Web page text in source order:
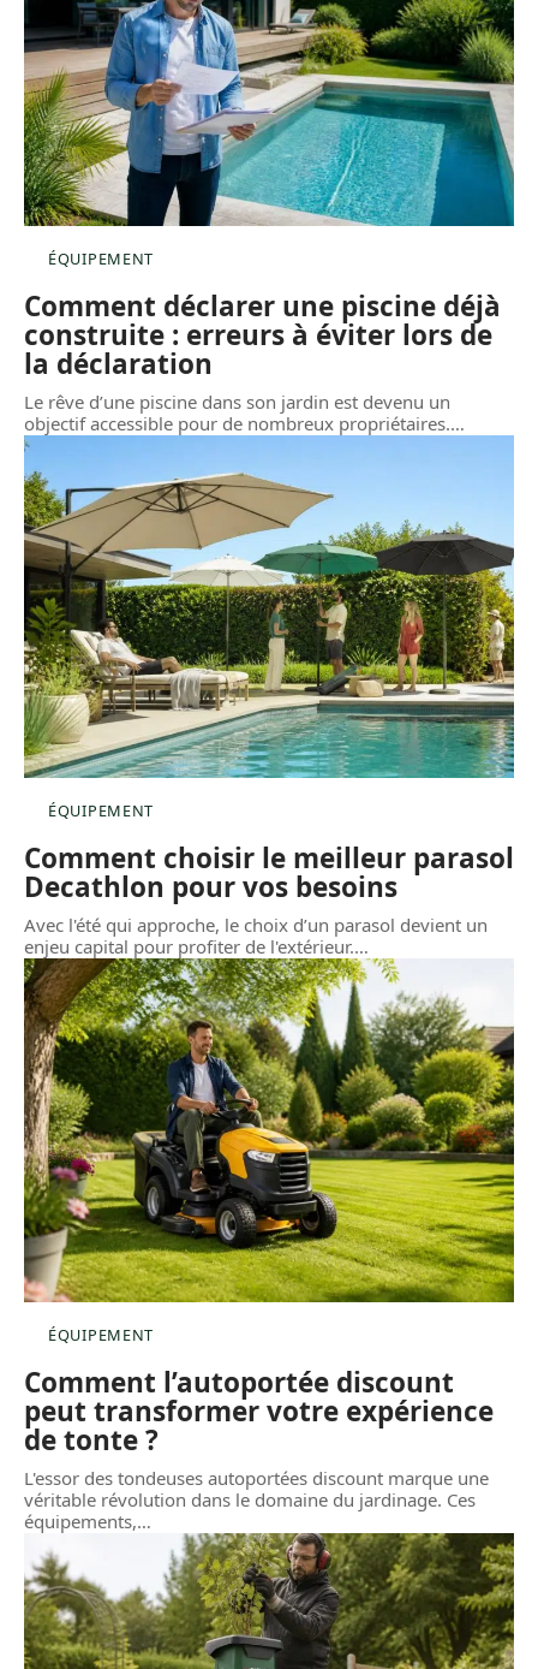
ÉQUIPEMENT
Comment déclarer une piscine déjà
construite : erreurs à éviter lors de
la déclaration
Le rêve d’une piscine dans son jardin est devenu un
objectif accessible pour de nombreux propriétaires.…
ÉQUIPEMENT
Comment choisir le meilleur parasol
Decathlon pour vos besoins
Avec l'été qui approche, le choix d’un parasol devient un
enjeu capital pour profiter de l'extérieur.…
ÉQUIPEMENT
Comment l’autoportée discount
peut transformer votre expérience
de tonte ?
L'essor des tondeuses autoportées discount marque une
véritable révolution dans le domaine du jardinage. Ces
équipements,…